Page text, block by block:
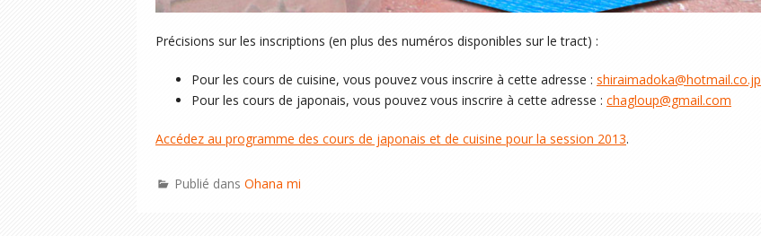
Précisions sur les inscriptions (en plus des numéros disponibles sur le tract) :
Pour les cours de cuisine, vous pouvez vous inscrire à cette adresse : shiraimadoka@hotmail.co.jp
Pour les cours de japonais, vous pouvez vous inscrire à cette adresse : chagloup@gmail.com
Accédez au programme des cours de japonais et de cuisine pour la session 2013.
Publié dans Ohana mi